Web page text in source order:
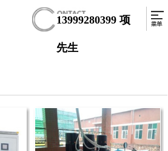
13999280399 项
先生